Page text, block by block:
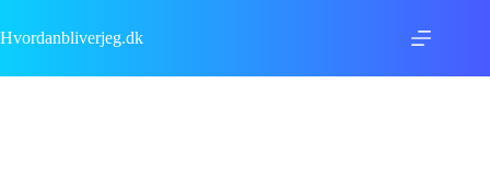
til
indhold
Hvordanbliverjeg.dk